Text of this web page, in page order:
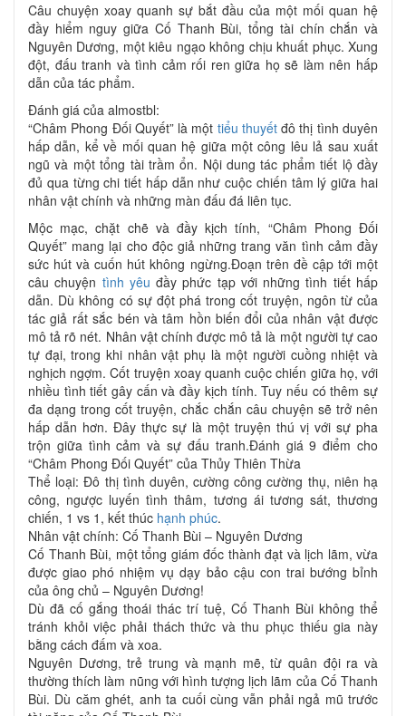
Câu chuyện xoay quanh sự bắt đầu của một mối quan hệ
đầy hiểm nguy giữa Cố Thanh Bùi, tổng tài chín chắn và
Nguyên Dương, một kiêu ngạo không chịu khuất phục. Xung
đột, đấu tranh và tình cảm rối ren giữa họ sẽ làm nên hấp
dẫn của tác phẩm.
Đánh giá của almostbl:
“Châm Phong Đối Quyết” là một tiểu thuyếtđô thị tình duyên
hấp dẫn, kể về mối quan hệ giữa một công lêu lả sau xuất
ngũ và một tổng tài trầm ổn. Nội dung tác phẩm tiết lộ đầy
đủ qua từng chi tiết hấp dẫn như cuộc chiến tâm lý giữa hai
nhân vật chính và những màn đấu đá liên tục.
Mộc mạc, chặt chẽ và đầy kịch tính, “Châm Phong Đối
Quyết” mang lại cho độc giả những trang văn tình cảm đầy
sức hút và cuốn hút không ngừng.Đoạn trên đề cập tới một
câu chuyện tình yêu đầy phức tạp với những tình tiết hấp
dẫn. Dù không có sự đột phá trong cốt truyện, ngôn từ của
tác giả rất sắc bén và tâm hồn biến đổi của nhân vật được
mô tả rõ nét. Nhân vật chính được mô tả là một người tự cao
tự đại, trong khi nhân vật phụ là một người cuồng nhiệt và
nghịch ngợm. Cốt truyện xoay quanh cuộc chiến giữa họ, với
nhiều tình tiết gây cấn và đầy kịch tính. Tuy nếu có thêm sự
đa dạng trong cốt truyện, chắc chắn câu chuyện sẽ trở nên
hấp dẫn hơn. Đây thực sự là một truyện thú vị với sự pha
trộn giữa tình cảm và sự đấu tranh.Đánh giá 9 điểm cho
“Châm Phong Đối Quyết” của Thủy Thiên Thừa
Thể loại: Đô thị tình duyên, cường công cường thụ, niên hạ
công, ngược luyến tình thâm, tương ái tương sát, thương
chiến, 1 vs 1, kết thúc hạnh phúc.
Nhân vật chính: Cố Thanh Bùi – Nguyên Dương
Cố Thanh Bùi, một tổng giám đốc thành đạt và lịch lãm, vừa
được giao phó nhiệm vụ dạy bảo cậu con trai bướng bỉnh
của ông chủ – Nguyên Dương!
Dù đã cố gắng thoái thác trí tuệ, Cố Thanh Bùi không thể
tránh khỏi việc phải thách thức và thu phục thiếu gia này
bằng cách đấm và xoa.
Nguyên Dương, trẻ trung và mạnh mẽ, từ quân đội ra và
thường thích làm nũng với hình tượng lịch lãm của Cố Thanh
Bùi. Dù căm ghét, anh ta cuối cùng vẫn phải ngả mũ trước